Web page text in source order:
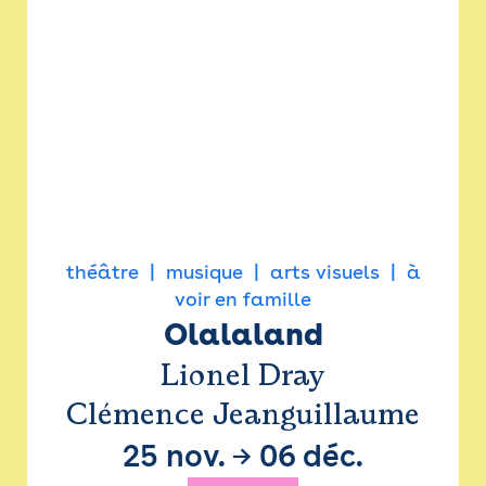
théâtre musique arts visuels
à
voir en famille
Olalaland
Lionel Dray
Clémence Jeanguillaume
25 nov. → 06 déc.